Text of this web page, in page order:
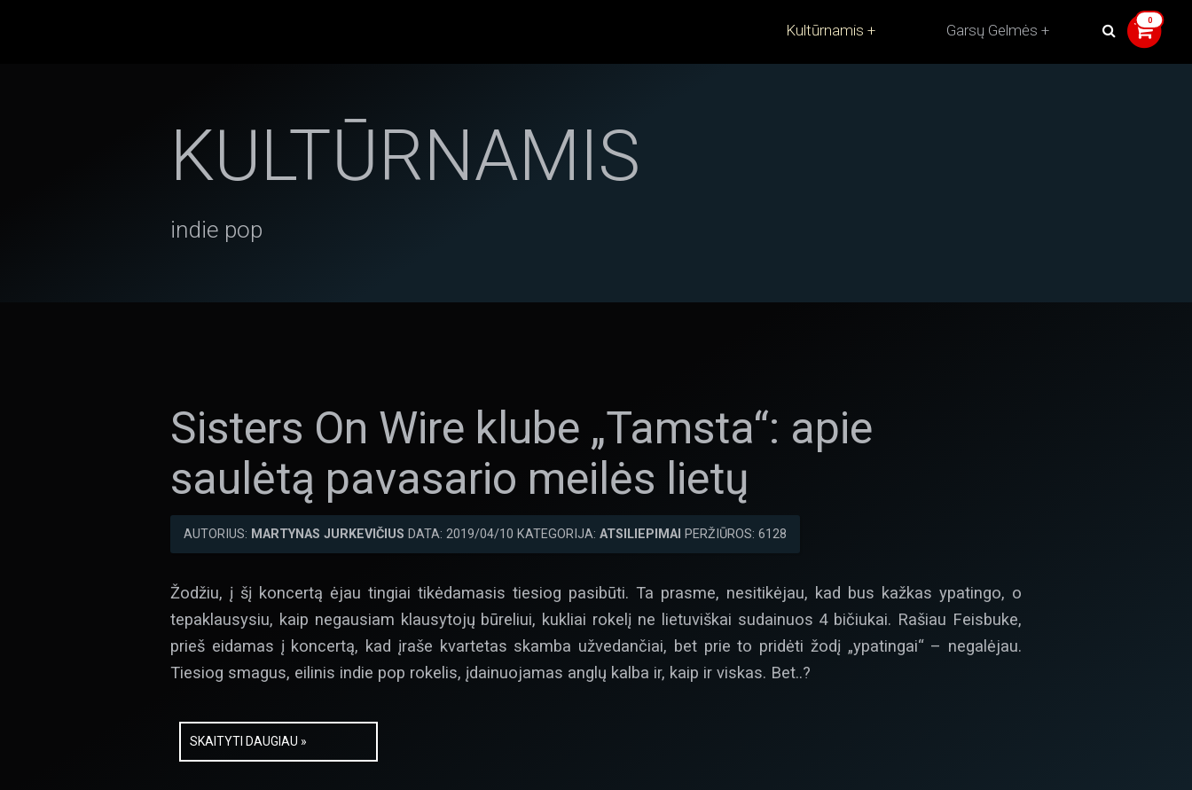
Kultūrnamis Garsų Gelmės
KULTŪRNAMIS
indie pop
Sisters On Wire klube „Tamsta“: apie
saulėtą pavasario meilės lietų
AUTORIUS: MARTYNAS JURKEVIČIUS DATA: 2019/04/10 KATEGORIJA: ATSILIEPIMAI PERŽIŪROS: 6128
Žodžiu, į šį koncertą ėjau tingiai tikėdamasis tiesiog pasibūti. Ta prasme, nesitikėjau, kad bus kažkas ypatingo, o
tepaklausysiu, kaip negausiam klausytojų būreliui, kukliai rokelį ne lietuviškai sudainuos 4 bičiukai. Rašiau Feisbuke,
prieš eidamas į koncertą, kad įraše kvartetas skamba užvedančiai, bet prie to pridėti žodį „ypatingai“ – negalėjau.
Tiesiog smagus, eilinis indie pop rokelis, įdainuojamas anglų kalba ir, kaip ir viskas. Bet..?
SKAITYTI DAUGIAU »